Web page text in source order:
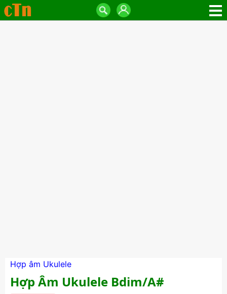
Hợp âm Ukulele
Hợp Âm Ukulele Bdim/A#